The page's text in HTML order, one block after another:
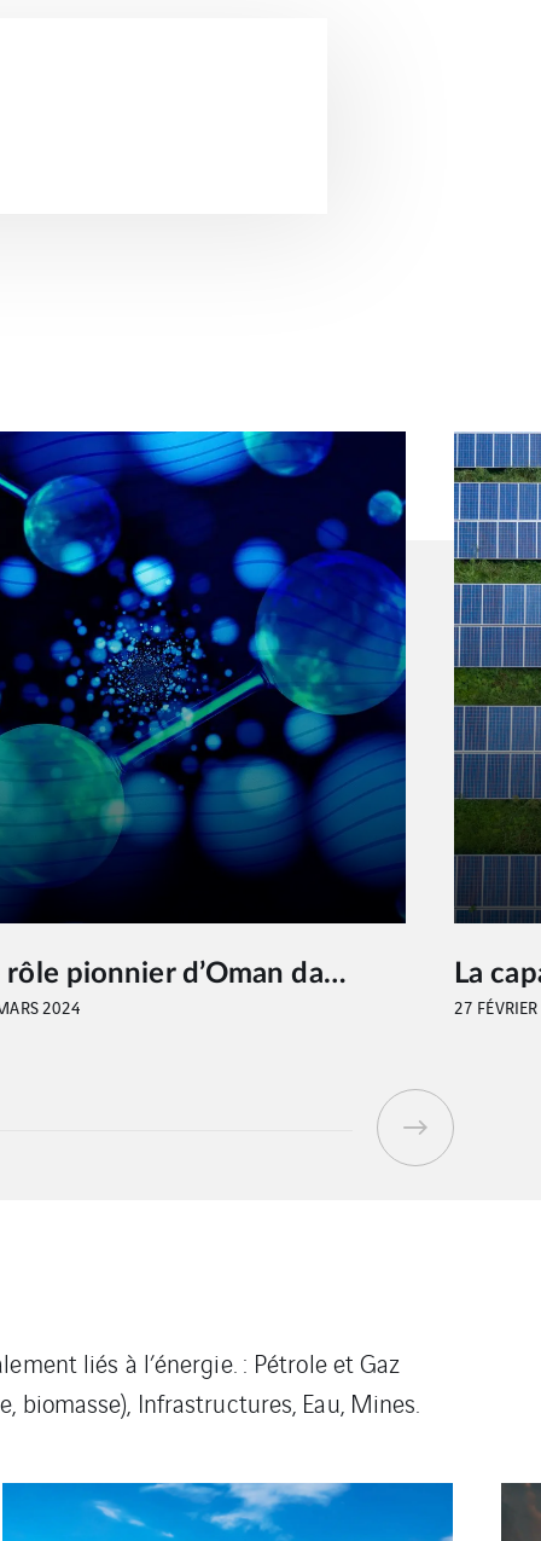
La capacité mondiale à produire de l’électricité renouvelable augmente plus rapidement qu’au cours d…
2024 26
liés à l’énergie. : Pétrole et Gaz
biomasse), Infrastructures, Eau, Mines.